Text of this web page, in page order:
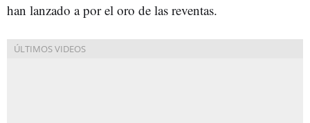
han lanzado a por el oro de las reventas.